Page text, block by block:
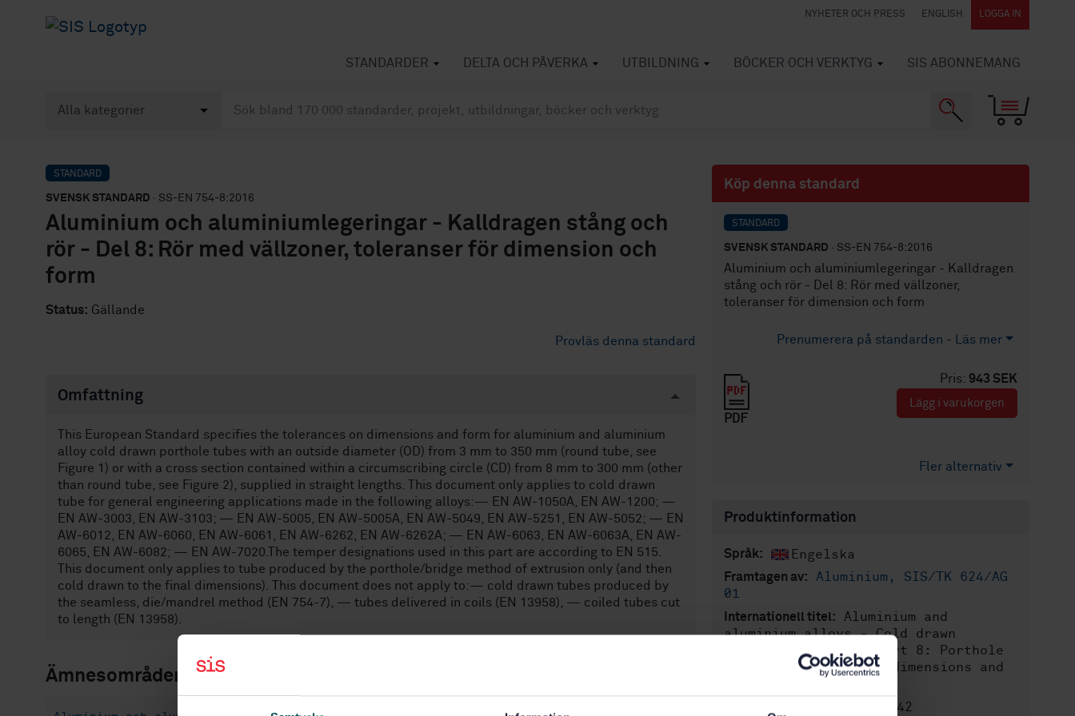
NYHETER OCH PRESS ENGLISH LOGGA IN
STANDARDER DELTA OCH PÅVERKA UTBILDNING BÖCKER OCH VERKTYG SIS ABONNEMANG
STANDARD
SVENSK STANDARD · SS-EN 754-8:2016
Aluminium och aluminiumlegeringar - Kalldragen stång och
rör - Del 8: Rör med vällzoner, toleranser för dimension och
form
Status: Gällande
Provläs denna standard
Omfattning
This European Standard specifies the tolerances on dimensions and form for aluminium and aluminium
alloy cold drawn porthole tubes with an outside diameter (OD) from 3 mm to 350 mm (round tube, see
Figure 1) or with a cross section contained within a circumscribing circle (CD) from 8 mm to 300 mm (other
than round tube, see Figure 2), supplied in straight lengths. This document only applies to cold drawn
tube for general engineering applications made in the following alloys:— EN AW-1050A, EN AW-1200; —
EN AW-3003, EN AW-3103; — EN AW-5005, EN AW-5005A, EN AW-5049, EN AW-5251, EN AW-5052; — EN
AW-6012, EN AW-6060, EN AW-6061, EN AW-6262, EN AW-6262A; — EN AW-6063, EN AW-6063A, EN AW-
6065, EN AW-6082; — EN AW-7020.The temper designations used in this part are according to EN 515.
This document only applies to tube produced by the porthole/bridge method of extrusion only (and then
cold drawn to the final dimensions). This document does not apply to:— cold drawn tubes produced by
the seamless, die/mandrel method (EN 754-7), — tubes delivered in coils (EN 13958), — coiled tubes cut
to length (EN 13958).
Ämnesområden
Köp denna standard
STANDARD
SVENSK STANDARD · SS-EN 754-8:2016
Aluminium och aluminiumlegeringar - Kalldragen
stång och rör - Del 8: Rör med vällzoner,
toleranser för dimension och form
Prenumerera på standarden - Läs mer
Pris: 943 SEK
PDF
Lägg i varukorgen
Fler alternativ
Produktinformation
Språk: Engelska
Framtagen av:
Aluminium, SIS/TK 624/AG
01
Internationell titel:
Aluminium and
aluminium alloys - Cold drawn
rod/bar and tube - Part 8: Porthole
tubes, tolerances on dimensions and
STD-8020842